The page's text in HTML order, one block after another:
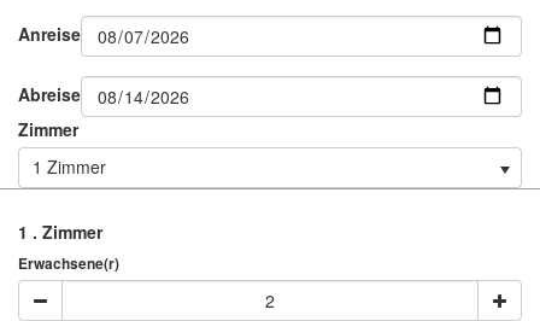
Anreise
Abreise
Zimmer
1 Zimmer
1 . Zimmer
Erwachsene(r)